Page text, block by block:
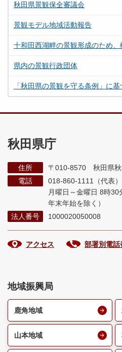
秋田県景観保全審議会
景観モデル地域活動報告
十和田西湖畔の景観形成のため、
県内の景観行政団体
「秋田県の景観を守る条例」に基
秋田県庁
住所
〒010-8570 秋田県秋
電話
018-860-1111（代表）
月曜日～金曜日 8時
年末年始を除く）
法人番号
1000020050008
アクセス 部署別電話
地域振興局
鹿角地域
山本地域